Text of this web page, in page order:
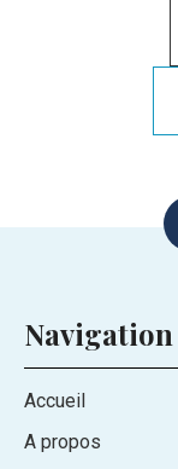
Navigation
Accueil
A propos